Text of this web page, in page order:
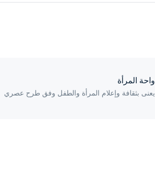
واحة المرأة
يعنى بثقافة وإعلام المرأة والطفل وفق طرح عصري